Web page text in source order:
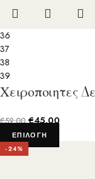
36
37
38
39
Χειροποιητες
€59.00 €45.00
ΕΠΙΛΟΓΉ
-24%